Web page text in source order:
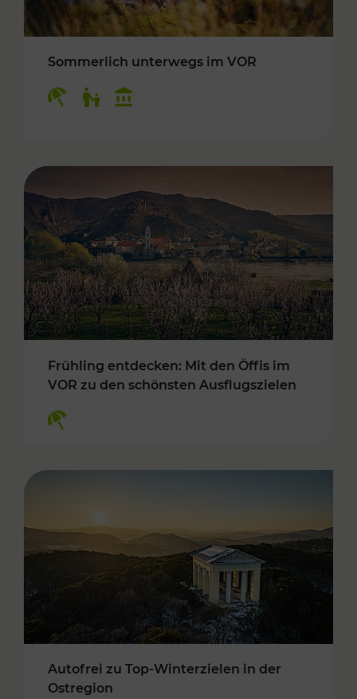
Sommerlich unterwegs im VOR
Frühling entdecken: Mit den Öffis im
VOR zu den schönsten Ausflugszielen
Autofrei zu Top-Winterzielen in der
Ostregion